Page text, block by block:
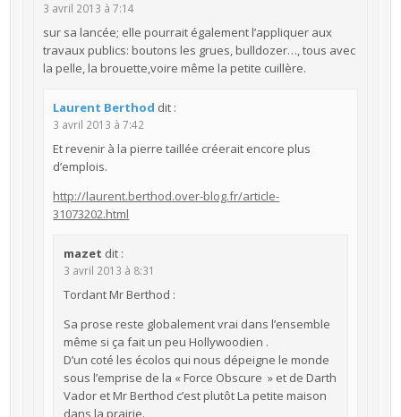
3 avril 2013 à 7:14
sur sa lancée; elle pourrait également l’appliquer aux
travaux publics: boutons les grues, bulldozer…, tous avec
la pelle, la brouette,voire même la petite cuillère.
Laurent Berthod dit :
3 avril 2013 à 7:42
Et revenir à la pierre taillée créerait encore plus
d’emplois.
http://laurent.berthod.over-blog.fr/article-
31073202.html
mazet dit :
3 avril 2013 à 8:31
Tordant Mr Berthod :
Sa prose reste globalement vrai dans l’ensemble
même si ça fait un peu Hollywoodien .
D’un coté les écolos qui nous dépeigne le monde
sous l’emprise de la « Force Obscure » et de Darth
Vador et Mr Berthod c’est plutôt La petite maison
dans la prairie.